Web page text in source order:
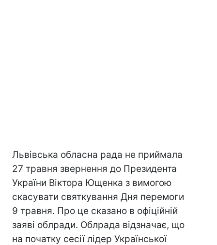
Львівська обласна рада не приймала
27 травня звернення до Президента
України Віктора Ющенка з вимогою
скасувати святкування Дня перемоги
9 травня. Про це сказано в офіційній
заяві облради. Облрада відзначає, що
на початку сесії лідер Української